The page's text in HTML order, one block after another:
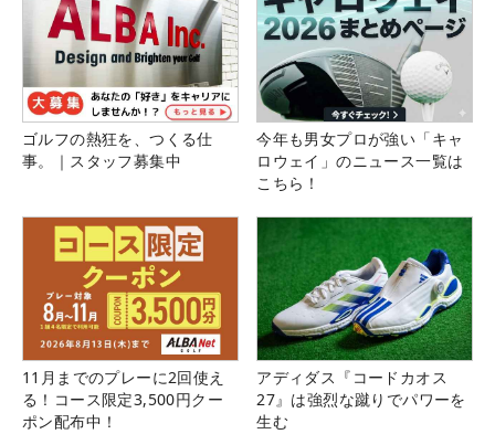
ゴルフの熱狂を、つくる仕
事。｜スタッフ募集中
今年も男女プロが強い「キャ
ロウェイ」のニュース一覧は
こちら！
11月までのプレーに2回使え
る！コース限定3,500円クー
ポン配布中！
アディダス『コードカオス
27』は強烈な蹴りでパワーを
生む